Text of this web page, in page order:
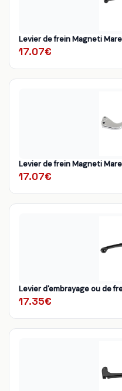
Levier de frein Magneti
17.07€
Levier de frein Magneti
17.07€
Levier d'embrayage ou de
17.35€